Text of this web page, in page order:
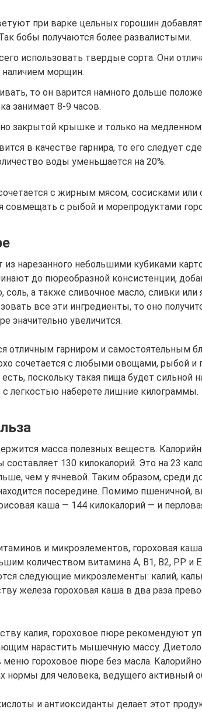
при варке цельных горошин
бобы получаются более развалистыми.
использовать твердые сорта. Они
морщин.
то он варится намного дольше
занимает 8-9 часов.
закрытой крышке и только на медленном
в качестве гарнира, то его следует
воды уменьшается на 20%.
с жирным мясом, сосисками
совмещать с рыбой и морепродуктами
нарезанного небольшими кубиками
до пюреобразной консистенции,
соль, а также сливочное масло, сливки или
все эти ингредиенты, то оно
значительно увеличится.
отличным гарниром и самостоятельным
сочетается с любыми овощами, рыбой и
поскольку такая пища будет сильной
легкостью наберете лишние килограммы.
масса полезных веществ.
составляет 130 килокалорий. Это на 23
чем у ячневой. Таким образом, среди
посередине. Помимо пшеничной,
каша — 144 килокалорий — и
и микроэлементов, гороховая
количеством витамина А, B1, B2, РР и
следующие микроэлементы: калий,
железа гороховая каша в два раза
калия, гороховое пюре рекомендуют
нарастить мышечную массу.
гороховое пюре без масла.
нормы для человека, ведущего активный
и антиоксиданты делает этот